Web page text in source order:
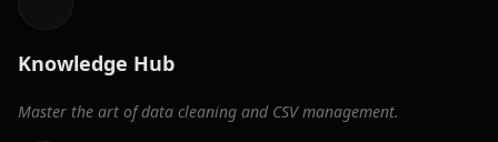
Knowledge Hub
Master the art of data cleaning and CSV management.